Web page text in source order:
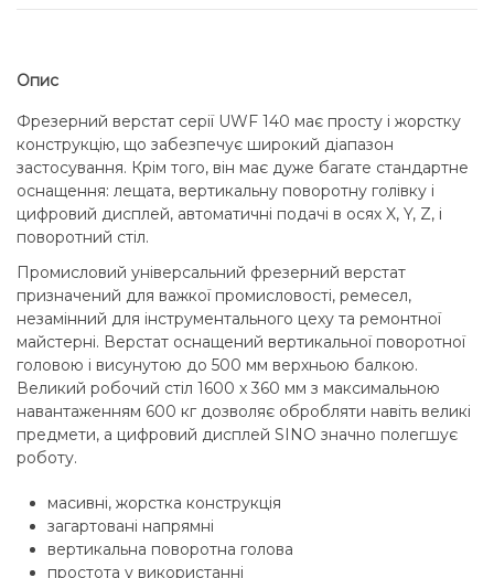
Опис
Фрезерний верстат серії UWF 140 має просту і жорстку
конструкцію, що забезпечує широкий діапазон
застосування. Крім того, він має дуже багате стандартне
оснащення: лещата, вертикальну поворотну голівку і
цифровий дисплей, автоматичні подачі в осях X, Y, Z, і
поворотний стіл.
Промисловий універсальний фрезерний верстат
призначений для важкої промисловості, ремесел,
незамінний для інструментального цеху та ремонтної
майстерні. Верстат оснащений вертикальної поворотної
головою і висунутою до 500 мм верхньою балкою.
Великий робочий стіл 1600 x 360 мм з максимальною
навантаженням 600 кг дозволяє обробляти навіть великі
предмети, а цифровий дисплей SINO значно полегшує
роботу.
масивні, жорстка конструкція
загартовані напрямні
вертикальна поворотна голова
простота у використанні